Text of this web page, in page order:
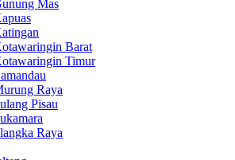
Mas
Barat
Timur
Raya
Pisau
Raya